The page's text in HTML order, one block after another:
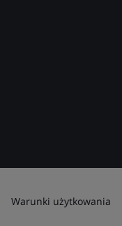
Warunki użytkowania